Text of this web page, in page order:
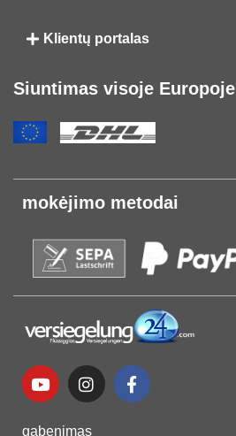
Klientų portalas
Siuntimas visoje Europoje
mokėjimo metodai
gabenimas